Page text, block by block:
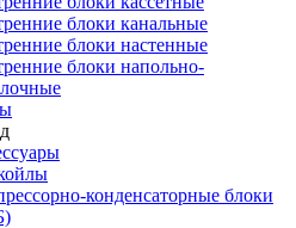
блоки канальные
блоки настенные
блоки напольно-
конденсаторные блоки